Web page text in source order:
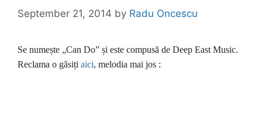
September 21, 2014 by Radu Oncescu
Se numește „Can Do” și este compusă de Deep East Music.
Reclama o găsiți aici, melodia mai jos :